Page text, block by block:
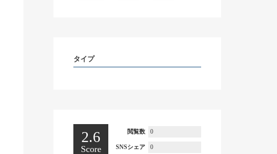
タイプ
2.6
Score
閲覧数 0
SNSシェア 0